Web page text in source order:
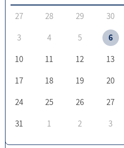
27 28 29 30
3
4 5 6
10
11 12 13
17
18 19 20
24
25 26 27
31
1 2 3